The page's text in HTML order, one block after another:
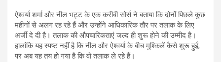
ऐश्वर्या शर्मा और नील भट्ट के एक करीबी सोर्स ने बताया कि दोनों पिछले कुछ
महीनों से अलग रह रहे हैं और उन्होंने आधिकारिक तौर पर तलाक के लिए
अर्जी दे दी है। तलाक की औपचारिकताएं जल्द ही शुरू होने की उम्मीद है।
हालांकि यह स्पष्ट नहीं है कि नील और ऐश्वर्या के बीच मुश्किलें कैसे शुरू हुईं,
पर अब यह तय हो गया है कि वो तलाक ले रहे हैं।